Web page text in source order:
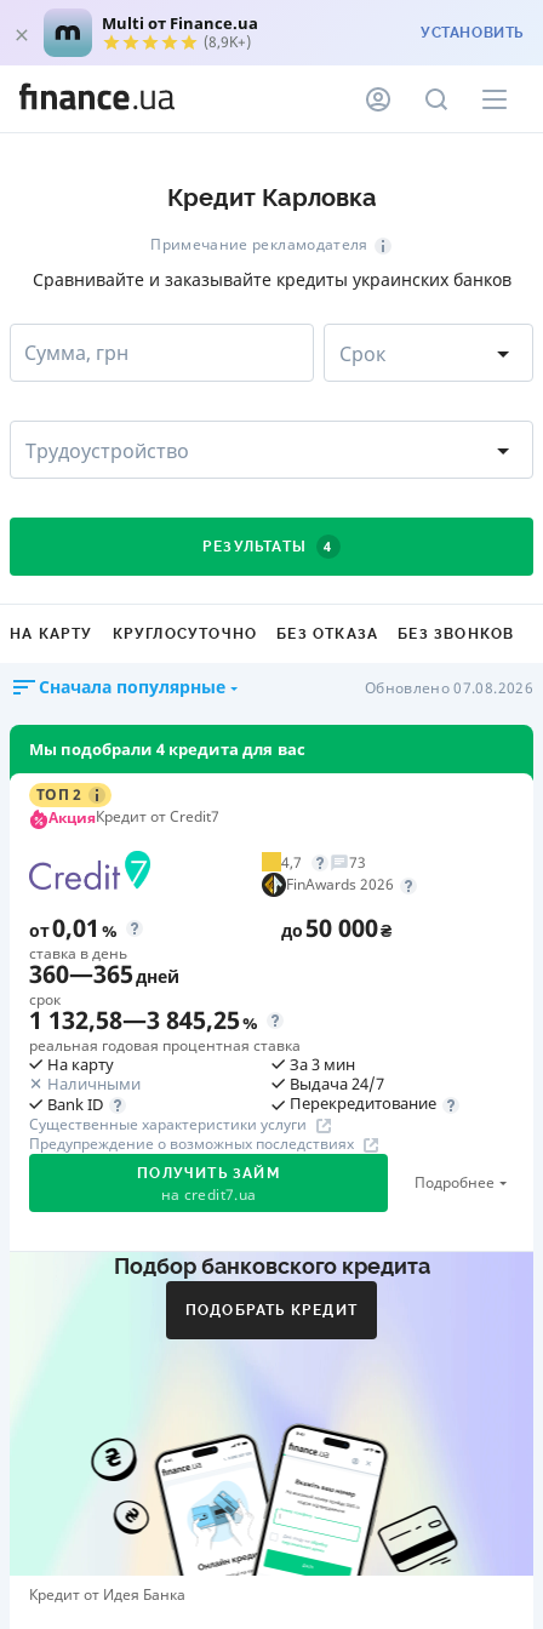
Multi от Finance.ua
(8,9K+) УСТАНОВИТЬ
Кредит Карловка
Примечание рекламодателя
Сравнивайте и заказывайте кредиты украинских банков
Сумма, грн Срок
Трудоустройство
РЕЗУЛЬТАТЫ 4
НА КАРТУ КРУГЛОСУТОЧНО БЕЗ ОТКАЗА БЕЗ ЗВОНКОВ
Сначала популярные Обновлено 07.08.2026
Мы подобрали 4 кредита для вас
ТОП 2
АкцияКредит от Credit7
4,7
73
FinAwards 2026
от0,01 %
ставка в день
до50 000₴
360—365дней
срок
1 132,58—3 845,25%
реальная годовая процентная ставка
На карту
Наличными
Bank ID
За 3 мин
Выдача 24/7
Перекредитование
Существенные характеристики услуги
Предупреждение о возможных последствиях
ПОЛУЧИТЬ ЗАЙМ
на credit7.ua
Подробнее
Акция: «Кешбэк за друга»
друг регистрируется и получает первый кредит (от
Бронзовый призер FinAwards 2026 «Лучшая программа
лояльности»
Первый займ
от 0,01%/день до 30 000 ₴
Повторный займ
Подбор банковского кредита
ПОДОБРАТЬ КРЕДИТ
Кредит от Идея Банка